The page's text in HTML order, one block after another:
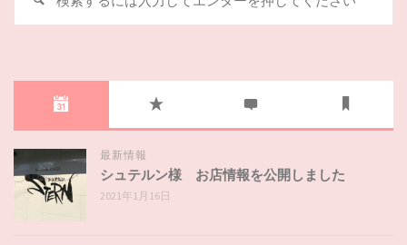
最新情報
シュテルン様 お店情報を公開しました
2021年1月16日